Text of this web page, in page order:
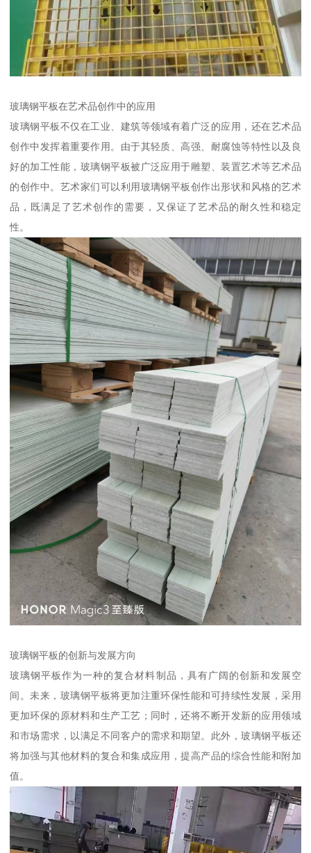
玻璃钢平板在艺术品创作中的应用
玻璃钢平板不仅在工业、建筑等领域有着广泛的应用，还在艺术品
创作中发挥着重要作用。由于其轻质、高强、耐腐蚀等特性以及良
好的加工性能，玻璃钢平板被广泛应用于雕塑、装置艺术等艺术品
的创作中。艺术家们可以利用玻璃钢平板创作出形状和风格的艺术
品，既满足了艺术创作的需要，又保证了艺术品的耐久性和稳定
性。
玻璃钢平板的创新与发展方向
玻璃钢平板作为一种的复合材料制品，具有广阔的创新和发展空
间。未来，玻璃钢平板将更加注重环保性能和可持续性发展，采用
更加环保的原材料和生产工艺；同时，还将不断开发新的应用领域
和市场需求，以满足不同客户的需求和期望。此外，玻璃钢平板还
将加强与其他材料的复合和集成应用，提高产品的综合性能和附加
值。